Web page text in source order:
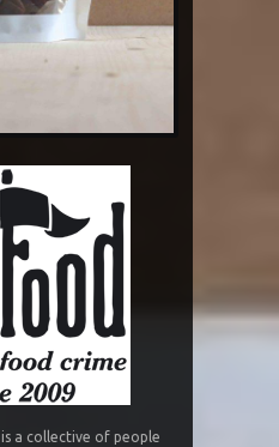
is a collective of people